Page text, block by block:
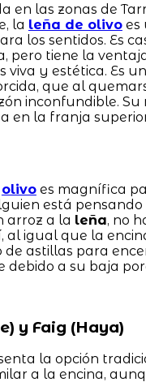
en las zonas de
la leña de olivoes
los sentidos. Es
pero tiene la
viva y estética. Es
que al
inconfundible. Su
en la franja
olivoes magnífica
está
arroz a la leña, no
al igual que la
de astillas para
debido a su baja
y Faig (Haya)
la opción
a la encina,